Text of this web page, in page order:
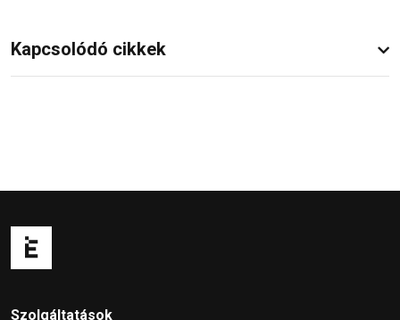
Kapcsolódó cikkek
Szolgáltatások